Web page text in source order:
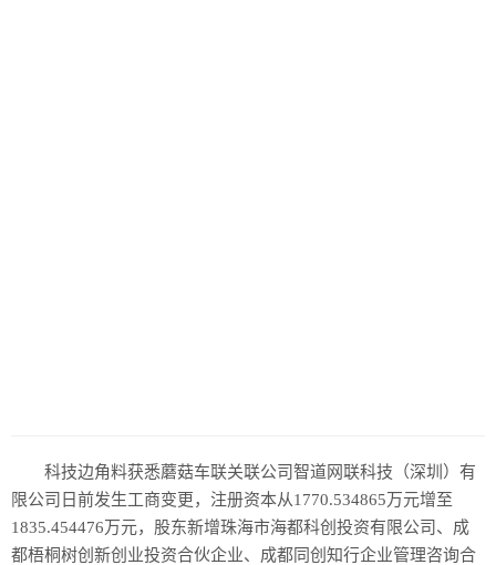
科技边角料获悉蘑菇车联关联公司智道网联科技（深圳）有
限公司日前发生工商变更，注册资本从1770.534865万元增至
1835.454476万元，股东新增珠海市海都科创投资有限公司、成
都梧桐树创新创业投资合伙企业、成都同创知行企业管理咨询合